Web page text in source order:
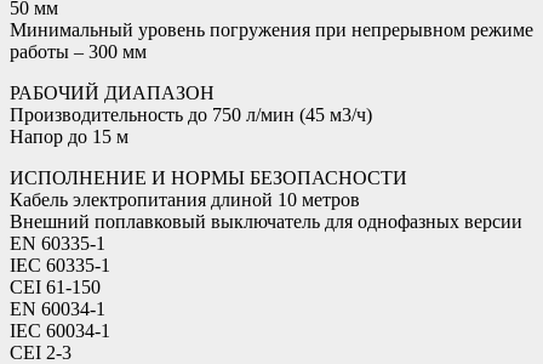
50 мм
Минимальный уровень погружения при непрерывном режиме
работы – 300 мм
РАБОЧИЙ ДИАПАЗОН
Производительность до 750 л/мин (45 м3/ч)
Напор до 15 м
ИСПОЛНЕНИЕ И НОРМЫ БЕЗОПАСНОСТИ
Кабель электропитания длиной 10 метров
Внешний поплавковый выключатель для однофазных версии
EN 60335-1
IEC 60335-1
CEI 61-150
EN 60034-1
IEC 60034-1
CEI 2-3